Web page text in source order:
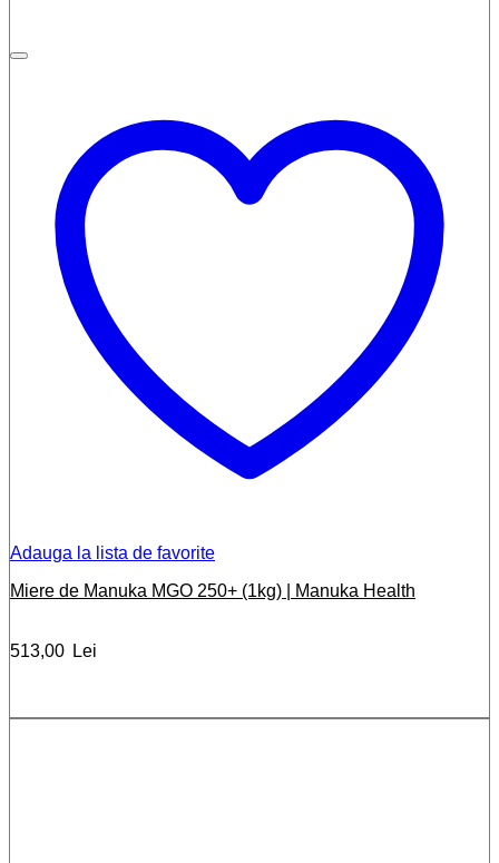
Adauga la lista de favorite
Miere de Manuka MGO 250+ (1kg) | Manuka Health
513,00 Lei